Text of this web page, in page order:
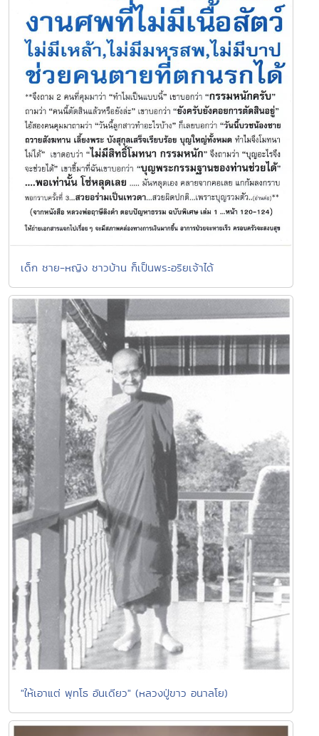
เด็ก ชาย-หญิง ชาวบ้าน ก็เป็นพระอริยเจ้าได้
"ให้เอาแต่ พุทโธ อันเดียว" (หลวงปู่ขาว อนาลโย)